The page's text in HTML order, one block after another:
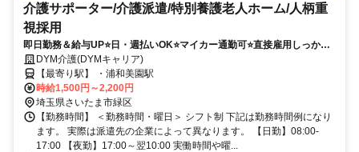
介護サポーター/介護派遣/特別養護老人ホーム/人柄重
視採用
即日勤務＆給与UP⭐️日・週払いOK⭐️マイカー通勤可⭐️直接雇用しっかり
サポート＆シフト相談OK✨
DYM介護(DYMキャリア)
【最寄り駅】 ・浦和美園駅
時給1,500円～2,200円
埼玉県さいたま市緑区
【勤務時間】 ＜勤務時間・曜日＞ シフト制 下記は勤務時間例になり
ます。 実際は派遣先の企業によって異なります。 【日勤】08:00-
17:00 【夜勤】17:00～翌10:00 実働時間や曜...